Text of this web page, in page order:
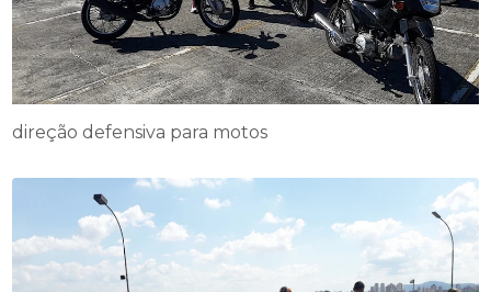
direção defensiva para motos